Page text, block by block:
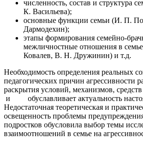
численность, состав и структура
К. Васильева);
основные функции семьи (И. П.
Дармодехин);
этапы формирования семейно-
межличностные отношения в
Ковалев, В. Н. Дружинин) и т.д.
Необходимость определения реальных
педагогических причин агрессивности
раскрытия условий, механизмов,
и обуславливает актуальность
Недостаточная теоретическая и
освещенность проблемы
подростков обусловила выбор темы
взаимоотношений в семье на